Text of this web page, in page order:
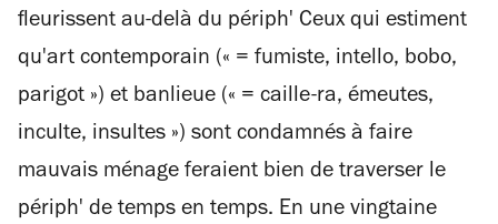
fleurissent au-delà du périph' Ceux qui estiment
qu'art contemporain (« = fumiste, intello, bobo,
parigot ») et banlieue (« = caille-ra, émeutes,
inculte, insultes ») sont condamnés à faire
mauvais ménage feraient bien de traverser le
périph' de temps en temps. En une vingtaine